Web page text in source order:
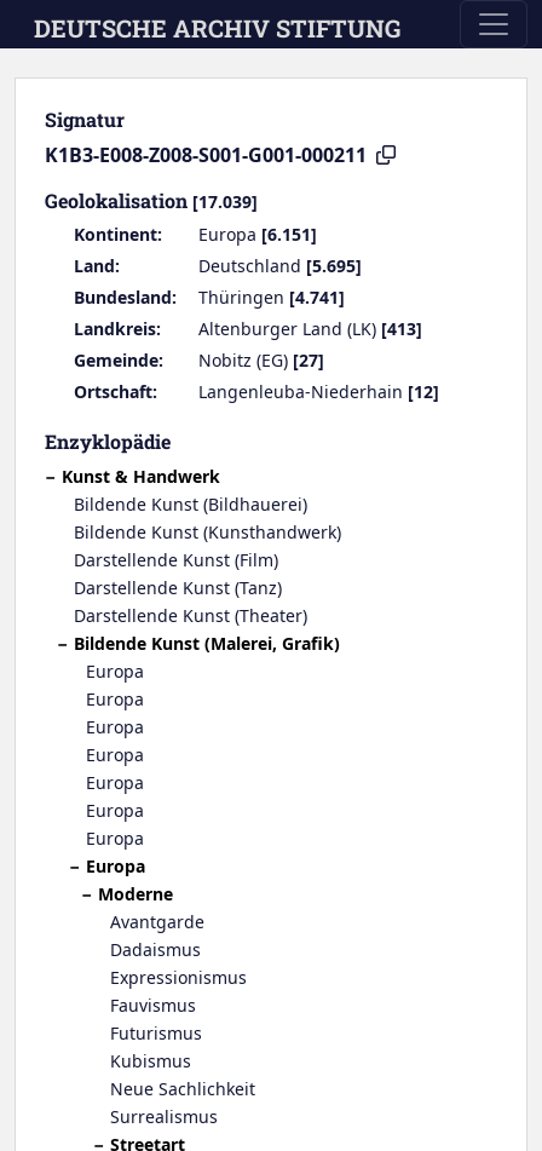
Skip to main content
DEUTSCHE ARCHIV STIFTUNG
Signatur
K1B3-E008-Z008-S001-G001-000211
Geolokalisation [17.039]
Kontinent:
Europa [6.151]
Land:
Deutschland [5.695]
Bundesland:
Thüringen [4.741]
Landkreis:
Altenburger Land (LK) [413]
Gemeinde:
Nobitz (EG) [27]
Ortschaft:
Langenleuba-Niederhain [12]
Enzyklopädie
Kunst & Handwerk
Bildende Kunst (Bildhauerei)
Bildende Kunst (Kunsthandwerk)
Darstellende Kunst (Film)
Darstellende Kunst (Tanz)
Darstellende Kunst (Theater)
Bildende Kunst (Malerei, Grafik)
Europa
Europa
Europa
Europa
Europa
Europa
Europa
Europa
Moderne
Avantgarde
Dadaismus
Expressionismus
Fauvismus
Futurismus
Kubismus
Neue Sachlichkeit
Surrealismus
Streetart